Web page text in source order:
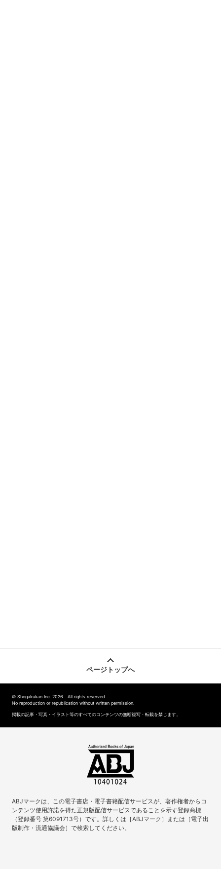
ページトップへ
© Shogakukan Inc. 2026 All rights reserved.
No reproduction or republication without written permission.
掲載の記事・写真・イラスト等のすべてのコンテンツの無断複写・転載を禁じます。
ABJマークは、この電子書店・電子書籍配信サービスが、著作権者からコ
ンテンツ使用許諾を得た正規版配信サービスであることを示す登録商標
（登録番号 第6091713号）です。詳しくは［ABJマーク］または［電子出
版制作・流通協議会］で検索してください。